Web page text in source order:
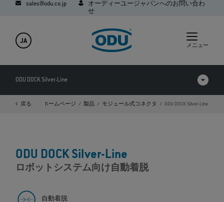
sales@odu.co.jp
オーディーユージャパンへのお問い合わ
せ
JA
メニュー
ODU DOCK Silver-Line
製品を比較する
ダウンロード
Q&A
戻る ホームページ 製品 モジュール式コネクタ ODU DOCK Silver-Line
ODU DOCK Silver-Line
ロボットシステム向け自動着脱
自動着脱